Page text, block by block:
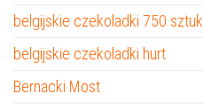
belgijskie czekoladki 750 sztuk
belgijskie czekoladki hurt
Bernacki Most